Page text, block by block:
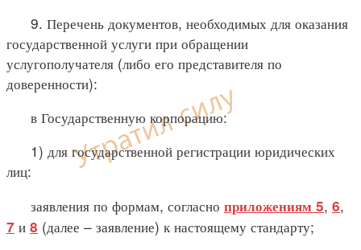
9. Перечень документов, необходимых для оказания
государственной услуги при обращении
услугополучателя (либо его представителя по
доверенности):
в Государственную корпорацию:
1) для государственной регистрации юридических
лиц:
заявления по формам, согласно приложениям 5, 6,
7 и 8 (далее – заявление) к настоящему стандарту;